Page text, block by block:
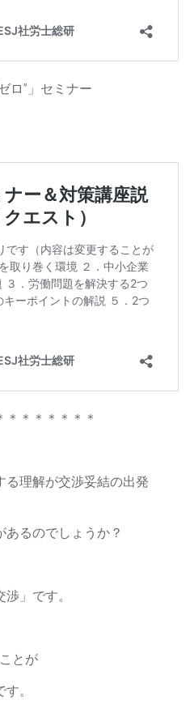
ロ”」セミナー
＊＊＊＊＊＊＊
る理解が交渉妥結の出発
るのでしょうか？
」です。
とが
。